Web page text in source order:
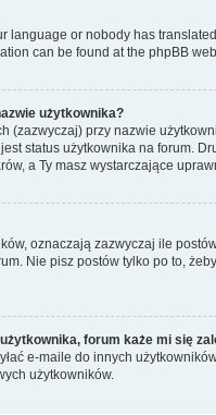
language or nobody has
can be found at the phpBB
użytkownika?
(zazwyczaj) przy nazwie
status użytkownika na forum.
a Ty masz wystarczające
oznaczają zazwyczaj ile
Nie pisz postów tylko po to,
forum każe mi się
e-maile do innych
użytkowników.